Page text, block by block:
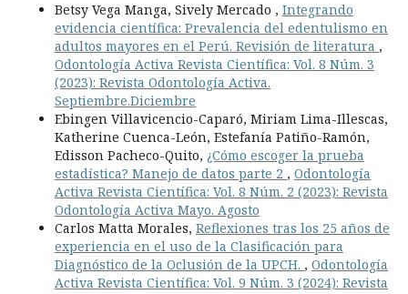
Betsy Vega Manga, Sively Mercado , Integrando
evidencia científica: Prevalencia del edentulismo en
adultos mayores en el Perú. Revisión de literatura ,
Odontología Activa Revista Científica: Vol. 8 Núm. 3
(2023): Revista Odontología Activa.
Septiembre.Diciembre
Ebingen Villavicencio-Caparó, Miriam Lima-Illescas,
Katherine Cuenca-León, Estefanía Patiño-Ramón,
Edisson Pacheco-Quito, ¿Cómo escoger la prueba
estadística? Manejo de datos parte 2 , Odontología
Activa Revista Científica: Vol. 8 Núm. 2 (2023): Revista
Odontología Activa Mayo. Agosto
Carlos Matta Morales, Reflexiones tras los 25 años de
experiencia en el uso de la Clasificación para
Diagnóstico de la Oclusión de la UPCH. , Odontología
Activa Revista Científica: Vol. 9 Núm. 3 (2024): Revista